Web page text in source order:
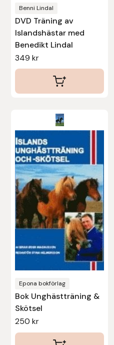
Benni Lindal
DVD Träning av
Islandshästar med
Benedikt Lindal
349kr
Epona bokförlag
Bok Unghästträning &
Skötsel
250kr
Uhip
Uvex
Vals
Werkman Hoofcare
Willab
Wintec